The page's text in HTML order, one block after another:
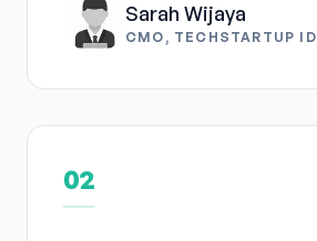
Sarah Wijaya
CMO, TECHSTARTUP ID
02